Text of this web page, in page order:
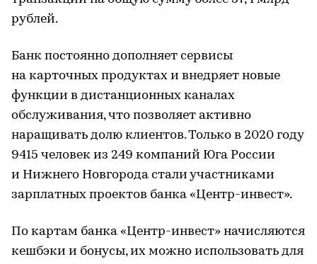
рублей.
Банк постоянно дополняет сервисы
на карточных продуктах и внедряет новые
функции в дистанционных каналах
обслуживания, что позволяет активно
наращивать долю клиентов. Только в 2020 году
9415 человек из 249 компаний Юга России
и Нижнего Новгорода стали участниками
зарплатных проектов банка «Центр-инвест».
По картам банка «Центр-инвест» начисляются
кешбэки и бонусы, их можно использовать для